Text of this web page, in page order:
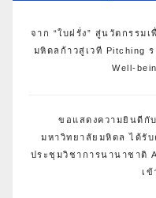
จาก “ใบฝรั่ง” สู่นวัตกรรม
มหิดลก้าวสู่เวที Pitching
Well-
ขอแสดงความยินดีกั
มหาวิทยาลัยมหิดล ได้รั
ประชุมวิชาการนานาชาติ
เ